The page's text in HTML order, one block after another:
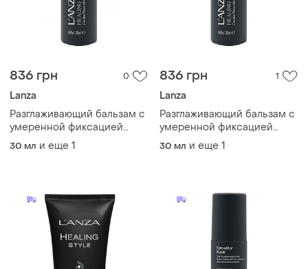
836 грн 0
Lanza
Разглаживающий бальзам с
умеренной фиксацией
leanza healing style
smoother balm
30 мл и еще 1
836 грн 1
Lanza
Разглаживающий бальзам с
умеренной фиксацией
leanza healing style
smoother balm
30 мл и еще 1